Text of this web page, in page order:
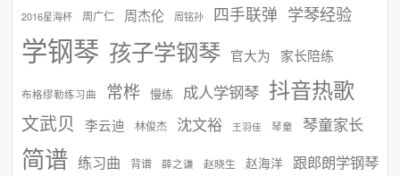
2016星海杯 周广仁 周杰伦 周铭孙 四手联弹 学琴经验
学钢琴 孩子学钢琴 官大为 家长陪练
布格缪勒练习曲 常桦 慢练 成人学钢琴 抖音热歌
文武贝 李云迪 林俊杰 沈文裕 王羽佳 琴童 琴童家长
简谱 练习曲 背谱 薛之谦 赵晓生 赵海洋 跟郎朗学钢琴